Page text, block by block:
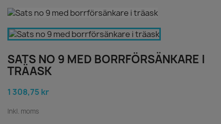
SATS NO 9 MED BORRFÖRSÄNKARE I
TRÄASK
1 308,75 kr
Inkl. moms